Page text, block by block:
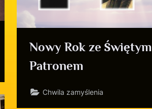
Nowy Rok ze Świętym
Patronem
Chwila zamyślenia